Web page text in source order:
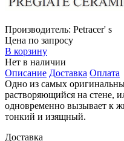
Производитель: Petracer' s
Цена по запросу
В корзину
Нет в наличии
Описание Доставка Оплата
Одно из самых
растворяющийся на стене,
одновременно вызывает к
тонкий и изящный.
Доставка